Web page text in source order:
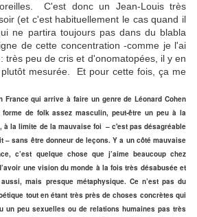
C'est donc un Jean-Louis très
(et c'est habituellement le cas quand il
ne partira toujours pas dans du blabla
de cette concentration -comme je l'ai
très peu de cris et d'onomatopées, il y en
mesurée. Et pour cette fois, ça me
France qui arrive à faire un genre de Léonard Cohen
forme de folk assez masculin, peut-être un peu à la
à la limite de la mauvaise foi – c'est pas désagréable
– sans être donneur de leçons. Y a un côté mauvaise
c’est quelque chose que j’aime beaucoup chez
une vision du monde à la fois très désabusée et
mais presque métaphysique. Ce n’est pas du
tout en étant très près de choses concrètes qui
un peu sexuelles ou de relations humaines pas très